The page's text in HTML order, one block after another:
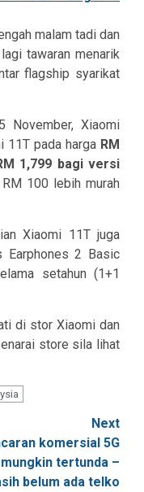
malam tadi dan
tawaran menarik
flagship syarikat
November, Xiaomi
11T pada harga RM
1,799 bagi versi
100 lebih murah
Xiaomi 11T juga
Earphones 2 Basic
setahun (1+1
di stor Xiaomi dan
store sila lihat
Next
komersial 5G
mungkin tertunda –
belum ada telko